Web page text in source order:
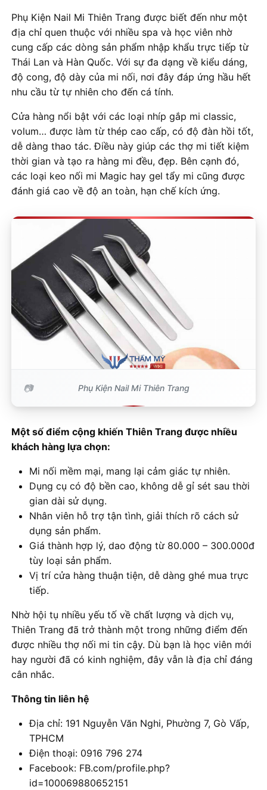
Phụ Kiện Nail Mi Thiên Trang được biết đến như một
địa chỉ quen thuộc với nhiều spa và học viên nhờ
cung cấp các dòng sản phẩm nhập khẩu trực tiếp từ
Thái Lan và Hàn Quốc. Với sự đa dạng về kiểu dáng,
độ cong, độ dày của mi nối, nơi đây đáp ứng hầu hết
nhu cầu từ tự nhiên cho đến cá tính.
Cửa hàng nổi bật với các loại nhíp gắp mi classic,
volum… được làm từ thép cao cấp, có độ đàn hồi tốt,
dễ dàng thao tác. Điều này giúp các thợ mi tiết kiệm
thời gian và tạo ra hàng mi đều, đẹp. Bên cạnh đó,
các loại keo nối mi Magic hay gel tẩy mi cũng được
đánh giá cao về độ an toàn, hạn chế kích ứng.
Phụ Kiện Nail Mi Thiên Trang
Một số điểm cộng khiến Thiên Trang được nhiều
khách hàng lựa chọn:
Mi nối mềm mại, mang lại cảm giác tự nhiên.
Dụng cụ có độ bền cao, không dễ gỉ sét sau thời
gian dài sử dụng.
Nhân viên hỗ trợ tận tình, giải thích rõ cách sử
dụng sản phẩm.
Giá thành hợp lý, dao động từ 80.000 – 300.000đ
tùy loại sản phẩm.
Vị trí cửa hàng thuận tiện, dễ dàng ghé mua trực
tiếp.
Nhờ hội tụ nhiều yếu tố về chất lượng và dịch vụ,
Thiên Trang đã trở thành một trong những điểm đến
được nhiều thợ nối mi tin cậy. Dù bạn là học viên mới
hay người đã có kinh nghiệm, đây vẫn là địa chỉ đáng
cân nhắc.
Thông tin liên hệ
Địa chỉ: 191 Nguyễn Văn Nghi, Phường 7, Gò Vấp,
TPHCM
Điện thoại: 0916 796 274
Facebook: FB.com/profile.php?
id=100069880652151